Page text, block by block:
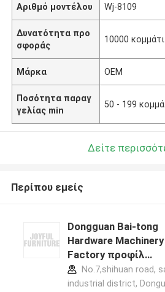
Αριθμό μοντέλου Wj-8109
Δυνατότητα προ
σφοράς
10000
Μάρκα OEM
Ποσότητα παραγ
γελίας min
50 - 199
Δείτε
Περίπου εμείς
Dongguan Bai-tong
Hardware Machinery
Factory προφίλ
κατασκευαστή
No.7,shihuan road,
industrial district,